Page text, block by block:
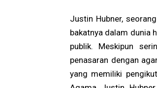
Justin Hubner,
bakatnya dalam dunia
publik. Meskipun
penasaran dengan
yang memiliki